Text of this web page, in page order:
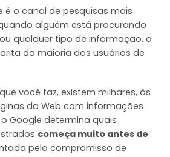
é o canal de pesquisas mais
alguém está procurando
qualquer tipo de informação, o
da maioria dos usuários de
você faz, existem milhares, às
da Web com informações
Google determina quais
começa muito antes de
pelo compromisso de